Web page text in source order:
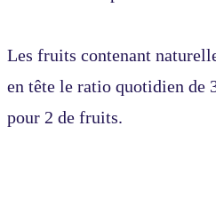
Les fruits contenant
en tête le ratio quotidien de
pour 2 de fruits.